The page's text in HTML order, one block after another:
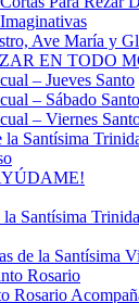
Ave María y
EN TODO
– Jueves Santo
– Sábado Santo
– Viernes
la Santísima
Santísima
de la Santísima
Rosario
Rosario